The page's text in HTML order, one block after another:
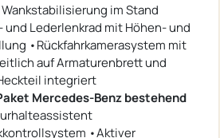
im Stand
Lederlenkrad mit Höhen- und
•Rückfahrkamerasystem mit
auf Armaturenbrett und
integriert
Mercedes-Benz bestehend
•Aktiver